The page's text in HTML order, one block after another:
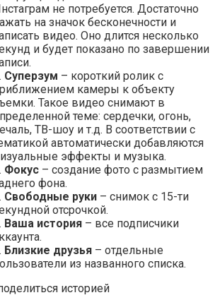
не потребуется. Достаточно
на значок бесконечности и
видео. Оно длится несколько
и будет показано по завершении
Суперзум – короткий ролик с
камеры к объекту
Такое видео снимают в
теме: сердечки, огонь,
ТВ-шоу и т.д. В соответствии с
автоматически добавляются
эффекты и музыка.
Фокус – создание фото с размытием
фона.
Свободные руки – снимок с 15-ти
отсрочкой.
Ваша история – все подписчики
Близкие друзья – отдельные
из названного списка.